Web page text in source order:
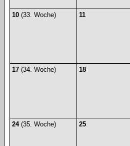
10 (33. Woche) 11
17 (34. Woche) 18
24(35. Woche) 25